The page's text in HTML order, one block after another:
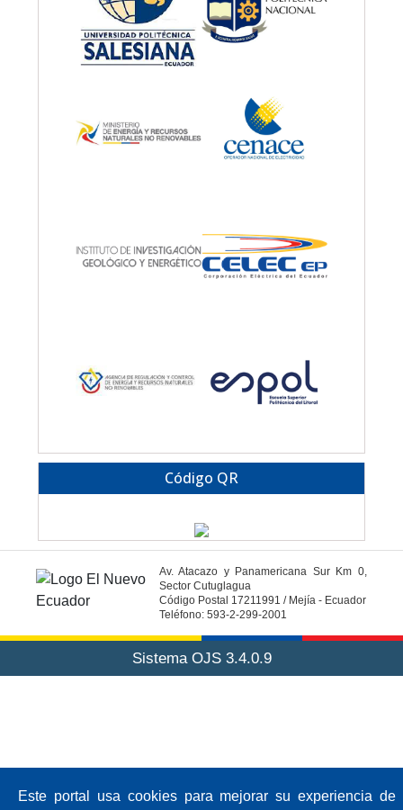
Código QR
Av. Atacazo y Panamericana Sur Km 0,
Sector Cutuglagua
Código Postal 17211991 / Mejía - Ecuador
Teléfono: 593-2-299-2001
Este portal usa cookies para mejorar su experiencia de
Sistema OJS 3.4.0.9